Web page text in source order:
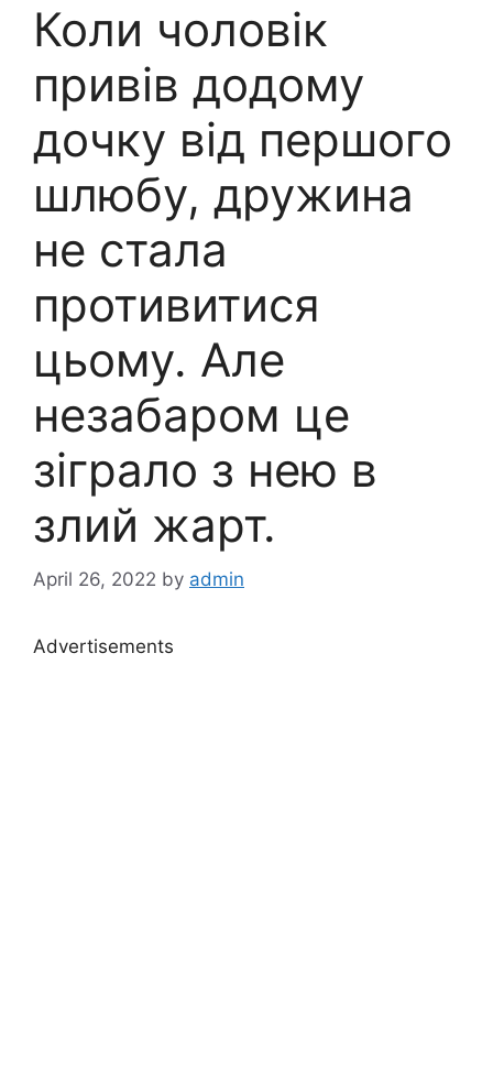
Коли чоловік
привів додому
дочку від першого
шлюбу, дружина
не стала
противитися
цьому. Але
незабаром це
зіграло з нею в
злий жарт.
April 26, 2022 by admin
Advertisements